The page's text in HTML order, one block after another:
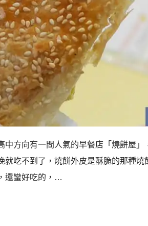
方向有一間人氣的早餐店「燒餅屋」
吃不到了，燒餅外皮是酥脆的那種燒
還蠻好吃的，…